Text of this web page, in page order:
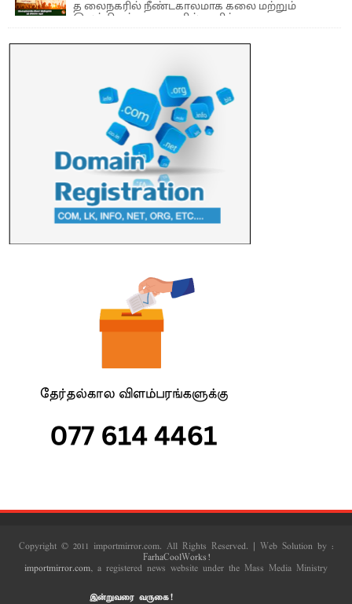
த லைநகரில் நீண்டகாலமாக கலை மற்றும்
இலக்கியத் துறைகளில் தனித்துவமான
பணிகளை முன்னெடுத்து வரும் புதிய ...
Copyright © 2011 importmirror.com. All Rights Reserved. | Web Solution by :
FarhaCoolWorks!
importmirror.com, a registered news website under the Mass Media Ministry
இன்றுவரை வருகை!